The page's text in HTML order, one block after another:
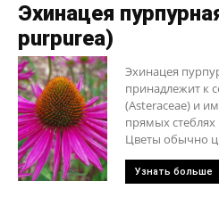
Эхинацея
purpurea)
Эхинацея
принадлежит к
(Asteraceae) и
прямых стеблях
Цветы обычно
Узнать больше